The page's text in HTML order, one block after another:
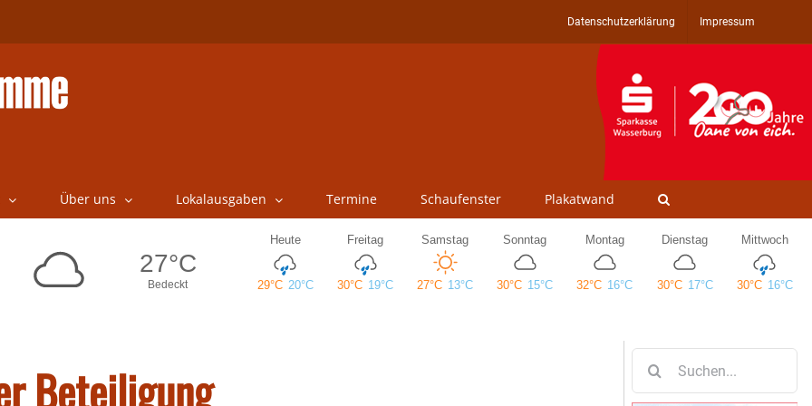
Datenschutzerklärung Impressum
Über uns Lokalausgaben Termine Schaufenster Plakatwand
Beteiligung
nach: